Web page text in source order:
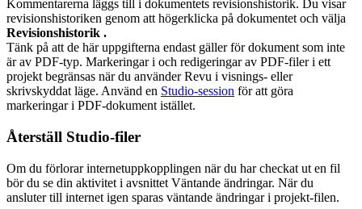
Kommentarerna läggs till i dokumentets revisionshistorik. Du visar
revisionshistoriken genom att högerklicka på dokumentet och välja
Revisionshistorik .
Tänk på att de här uppgifterna endast gäller för dokument som inte
är av PDF-typ. Markeringar i och redigeringar av PDF-filer i ett
projekt begränsas när du använderRevu i visnings- eller
skrivskyddat läge. Använd en Studio-session för att göra
markeringar i PDF-dokument istället.
Återställ Studio-filer
Om du förlorar internetuppkopplingen när du har checkat ut en fil
bör du se din aktivitet i avsnittet Väntande ändringar. När du
ansluter till internet igen sparas väntande ändringar i projekt-filen.